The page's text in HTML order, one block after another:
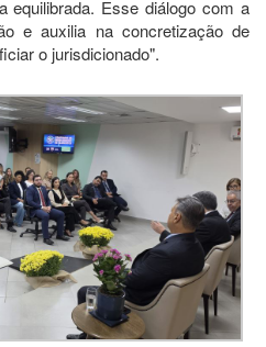
equilibrada. Esse diálogo com a
e auxilia na concretização de
o jurisdicionado".